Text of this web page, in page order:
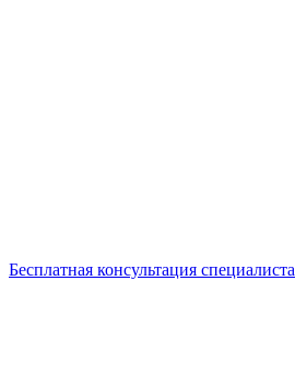
Бесплатная консультация специалиста